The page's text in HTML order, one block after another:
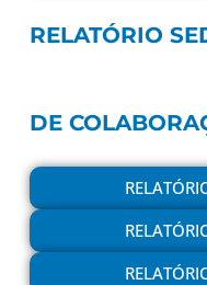
RELATÓRIO
DE